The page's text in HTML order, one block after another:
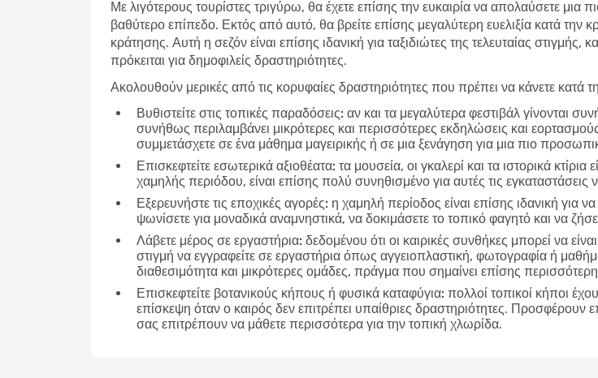
Με λιγότερους τουρίστες τριγύρω, θα έχετε επίσης την ευκαιρία να απολαύσετε μια
βαθύτερο επίπεδο. Εκτός από αυτό, θα βρείτε επίσης μεγαλύτερη ευελιξία κατά
κράτησης. Αυτή η σεζόν είναι επίσης ιδανική για ταξιδιώτες της τελευταίας
πρόκειται για δημοφιλείς δραστηριότητες.
Ακολουθούν μερικές από τις κορυφαίες δραστηριότητες που πρέπει να κάνετε κατά
Βυθιστείτε στις τοπικές παραδόσεις: αν και τα μεγαλύτερα φεστιβάλ γίνονται
συνήθως περιλαμβάνει μικρότερες και περισσότερες εκδηλώσεις και
συμμετάσχετε σε ένα μάθημα μαγειρικής ή σε μια ξενάγηση για μια πιο
Επισκεφτείτε εσωτερικά αξιοθέατα: τα μουσεία, οι γκαλερί και τα ιστορικά κτίρια
χαμηλής περιόδου, είναι επίσης πολύ συνηθισμένο για αυτές τις
Εξερευνήστε τις εποχικές αγορές: η χαμηλή περίοδος είναι επίσης ιδανική για
ψωνίσετε για μοναδικά αναμνηστικά, να δοκιμάσετε το τοπικό φαγητό και να
Λάβετε μέρος σε εργαστήρια: δεδομένου ότι οι καιρικές συνθήκες μπορεί να
στιγμή να εγγραφείτε σε εργαστήρια όπως αγγειοπλαστική, φωτογραφία ή
διαθεσιμότητα και μικρότερες ομάδες, πράγμα που σημαίνει επίσης
Επισκεφτείτε βοτανικούς κήπους ή φυσικά καταφύγια: πολλοί τοπικοί κήποι
επίσκεψη όταν ο καιρός δεν επιτρέπει υπαίθριες δραστηριότητες. Προσφέρουν
σας επιτρέπουν να μάθετε περισσότερα για την τοπική χλωρίδα.